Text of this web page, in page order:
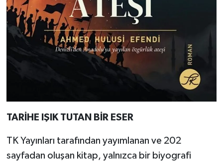
TARİHE IŞIK TUTAN BİR ESER
TK Yayınları tarafından yayımlanan ve 202
sayfadan oluşan kitap, yalnızca bir biyografi